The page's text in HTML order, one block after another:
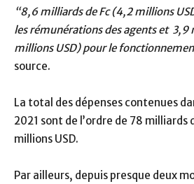
“8,6 milliards de Fc (4,2 millions
les rémunérations des agents et 3,9
millions USD) pour le
source.
La total des dépenses contenues
2021 sont de l’ordre de 78 milliards
millions USD.
Par ailleurs, depuis presque deux